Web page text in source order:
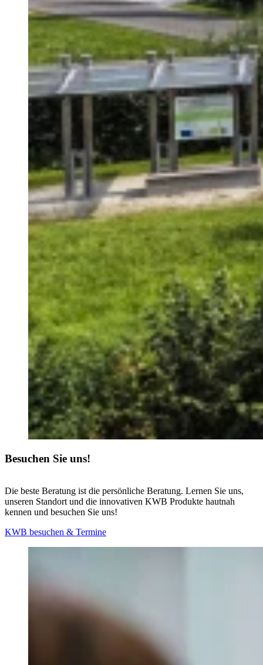
Besuchen Sie uns!
Die beste Beratung ist die persönliche Beratung. Lernen Sie uns,
unseren Standort und die innovativen KWB Produkte hautnah
kennen und besuchen Sie uns!
KWB besuchen & Termine